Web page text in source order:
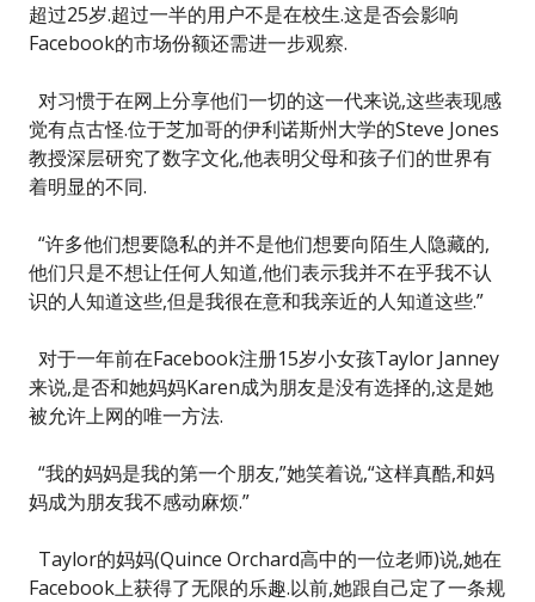
超过25岁.超过一半的用户不是在校生.这是否会影响
Facebook的市场份额还需进一步观察.
对习惯于在网上分享他们一切的这一代来说,这些表现感
觉有点古怪.位于芝加哥的伊利诺斯州大学的Steve Jones
教授深层研究了数字文化,他表明父母和孩子们的世界有
着明显的不同.
“许多他们想要隐私的并不是他们想要向陌生人隐藏的,
他们只是不想让任何人知道,他们表示我并不在乎我不认
识的人知道这些,但是我很在意和我亲近的人知道这些.”
对于一年前在Facebook注册15岁小女孩Taylor Janney
来说,是否和她妈妈Karen成为朋友是没有选择的,这是她
被允许上网的唯一方法.
“我的妈妈是我的第一个朋友,”她笑着说,“这样真酷,和妈
妈成为朋友我不感动麻烦.”
Taylor的妈妈(Quince Orchard高中的一位老师)说,她在
Facebook上获得了无限的乐趣.以前,她跟自己定了一条规